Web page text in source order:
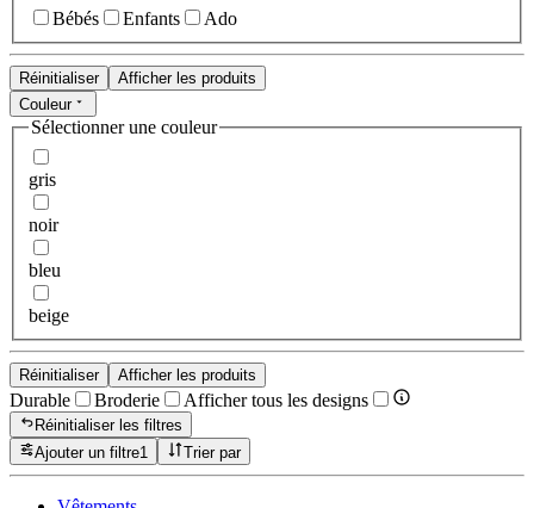
Bébés
Enfants Ado
Réinitialiser
Afficher les produits
Couleur
Sélectionner une couleur
gris
noir
bleu
beige
Réinitialiser Afficher les produits
Durable Broderie Afficher tous les designs
Réinitialiser les filtres
Ajouter un filtre1 Trier par